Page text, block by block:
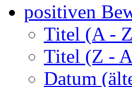
positiven
Titel (A -
Titel (Z -
Datum